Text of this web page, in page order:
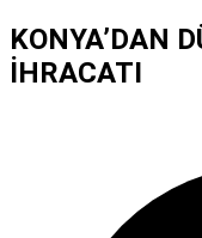
KONYA’DAN
İHRACATI